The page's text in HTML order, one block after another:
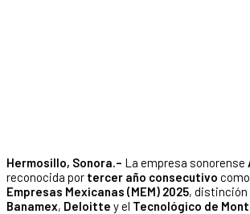
Hermosillo, Sonora.– La empresa sonorense
reconocida por tercer año consecutivo
Empresas Mexicanas (MEM) 2025, distinción
Banamex, Deloitte y el Tecnológico de